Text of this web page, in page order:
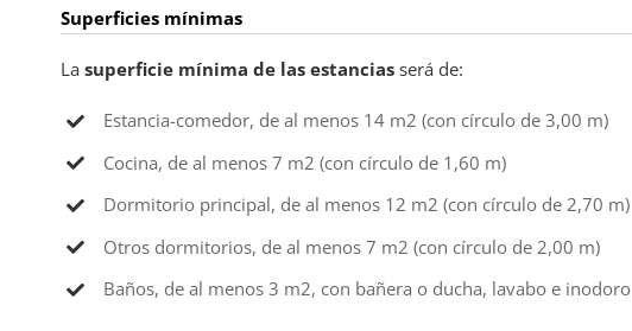
Superficies mínimas
La superficie mínima de las estanciasserá de:
Estancia-comedor, de al menos 14 m2 (con círculo de 3,00 m)
Cocina, de al menos 7 m2 (con círculo de 1,60 m)
Dormitorio principal, de al menos 12 m2 (con círculo de 2,70 m)
Otros dormitorios, de al menos 7 m2 (con círculo de 2,00 m)
Baños, de al menos 3 m2, con bañera o ducha, lavabo e inodoro